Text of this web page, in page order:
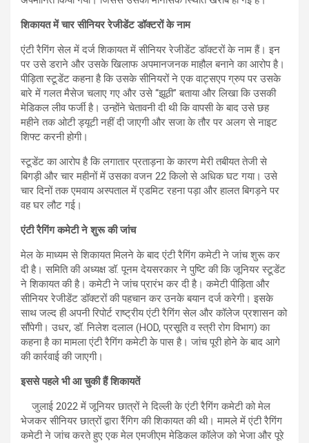
शिकायत में चार सीनियर रेजीडेंट डॉक्टरों के नाम
एंटी रैगिंग सेल में दर्ज शिकायत में सीनियर रेजीडेंट डॉक्टरों के नाम हैं। इन
पर उसे डराने और उसके खिलाफ अपमानजनक माहौल बनाने का आरोप है।
पीड़िता स्टूडेंट कहना है कि उसके सीनियरों ने एक वाट्सएप ग्रुप पर उसके
बारे में गलत मैसेज चलाए गए और उसे “झूठी” बताया और लिखा कि उसकी
मेडिकल लीव फर्जी है। उन्होंने चेतावनी दी थी कि वापसी के बाद उसे छह
महीने तक ओटी ड्यूटी नहीं दी जाएगी और सजा के तौर पर अलग से नाइट
शिफ्ट करनी होगी।
स्टूडेंट का आरोप है कि लगातार प्रताड़ना के कारण मेरी तबीयत तेजी से
बिगड़ी और चार महीनों में उसका वजन 22 किलो से अधिक घट गया। उसे
चार दिनों तक एमवाय अस्पताल में एडमिट रहना पड़ा और हालत बिगड़ने पर
वह घर लौट गई।
एंटी रैगिंग कमेटी ने शुरू की जांच
मेल के माध्यम से शिकायत मिलने के बाद एंटी रैगिंग कमेटी ने जांच शुरू कर
दी है। समिति की अध्यक्ष डॉ. पूनम देयसरकार ने पुष्टि की कि जूनियर स्टूडेंट
ने शिकायत की है। कमेटी ने जांच प्रारंभ कर दी है। कमेटी पीड़िता और
सीनियर रेजीडेंट डॉक्टरों की पहचान कर उनके बयान दर्ज करेगी। इसके
साथ जल्द ही अपनी रिपोर्ट राष्ट्रीय एंटी रैगिंग सेल और कॉलेज प्रशासन को
सौंपेगी। उधर, डॉ. निलेश दलाल (HOD, प्रसूति व स्त्री रोग विभाग) का
कहना है का मामला एंटी रैगिंग कमेटी के पास है। जांच पूरी होने के बाद आगे
की कार्रवाई की जाएगी।
इससे पहले भी आ चुकी हैं शिकायतें
जुलाई 2022 में जूनियर छात्रों ने दिल्ली के एंटी रैगिंग कमेटी को मेल
भेजकर सीनियर छात्रों द्वारा रैंगिग की शिकायत की थी। मामले में एंटी रैगिंग
कमेटी ने जांच करते हुए एक मेल एमजीएम मेडिकल कॉलेज को भेजा और पूरे